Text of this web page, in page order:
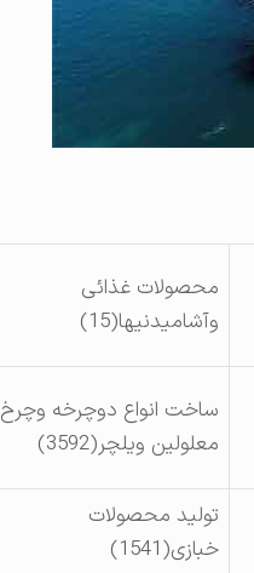
محصولات غذائی
وآشامیدنیها(15)
ساخت انواع دوچرخه وچرخ
معلولین ویلچر(3592)
تولید محصولات
خبازی(1541)